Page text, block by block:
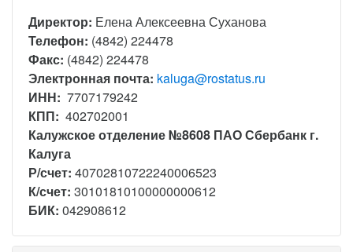
Директор: Елена Алексеевна Суханова
Телефон: (4842) 224478
Факс: (4842) 224478
Электронная почта: kaluga@rostatus.ru
ИНН: 7707179242
КПП: 402702001
Калужское отделение №8608 ПАО Сбербанк г.
Калуга
Р/счет: 40702810722240006523
К/счет: 30101810100000000612
БИК: 042908612